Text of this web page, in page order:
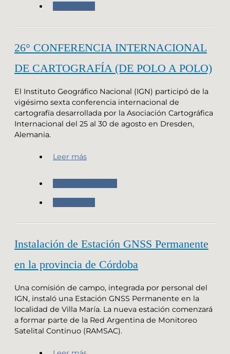
26° CONFERENCIA INTERNACIONAL
DE CARTOGRAFÍA (DE POLO A POLO)
El Instituto Geográfico Nacional (IGN) participó de la
vigésimo sexta conferencia internacional de
cartografía desarrollada por la Asociación Cartográfica
Internacional del 25 al 30 de agosto en Dresden,
Alemania.
Leer más
Instalación de Estación GNSS Permanente
en la provincia de Córdoba
Una comisión de campo, integrada por personal del
IGN, instaló una Estación GNSS Permanente en la
localidad de Villa María. La nueva estación comenzará
a formar parte de la Red Argentina de Monitoreo
Satelital Continuo (RAMSAC).